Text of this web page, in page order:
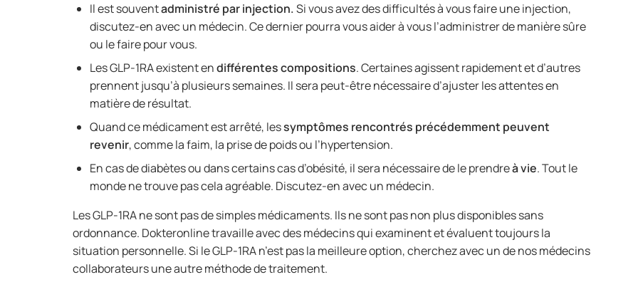
Il est souventadministré par injection.Si vous avez des difficultés à vous faire une injection,
discutez-en avec un médecin. Ce dernier pourra vous aider à vous l’administrer de manière sûre
ou le faire pour vous.
Les GLP-1RA existent endifférentes compositions. Certaines agissent rapidement et d’autres
prennent jusqu’à plusieurs semaines. Il sera peut-être nécessaire d’ajuster les attentes en
matière de résultat.
Quand ce médicament est arrêté, lessymptômes rencontrés précédemment peuvent
revenir, comme la faim, la prise de poids ou l’hypertension.
En cas de diabètes ou dans certains cas d’obésité, il sera nécessaire de le prendreà vie. Tout le
monde ne trouve pas cela agréable. Discutez-en avec un médecin.
Les GLP-1RA ne sont pas de simples médicaments. Ils ne sont pas non plus disponibles sans
ordonnance. Dokteronline travaille avec des médecins qui examinent et évaluent toujours la
situation personnelle. Si le GLP-1RA n’est pas la meilleure option, cherchez avec un de nos médecins
collaborateurs une autre méthode de traitement.